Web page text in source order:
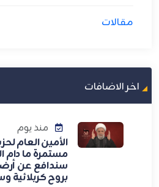
مقالات
اخر الاضافات
منذ يوم
الأمين العام
مستمرة ما دام
سندافع عن
بروح كربلائية